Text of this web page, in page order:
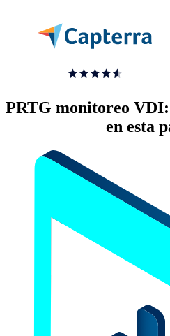
PRTG monitoreo
en esta